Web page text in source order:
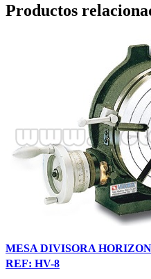
Productos
MESA DIVISORA
REF: HV-8